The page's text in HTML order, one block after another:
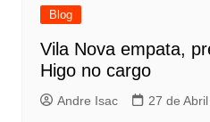
Blog
Vila Nova empata,
Higo no cargo
Andre Isac 27 de